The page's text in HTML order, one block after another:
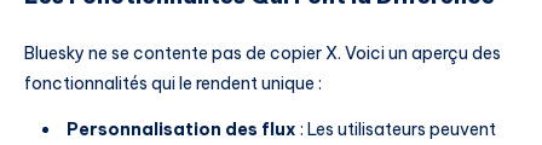
Bluesky ne se contente pas de copier X. Voici un aperçu des
fonctionnalités qui le rendent unique :
Personnalisation des flux : Les utilisateurs peuvent